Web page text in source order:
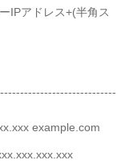
IPアドレス+(半角ス
example.com